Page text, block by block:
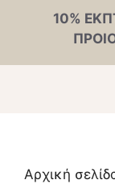
10%
Αρχική